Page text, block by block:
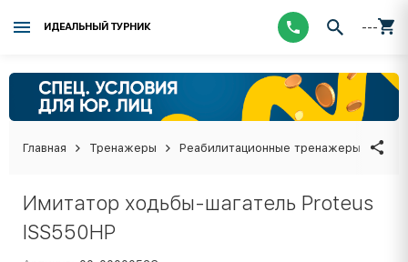
ИДЕАЛЬНЫЙ ТУРНИК ---
Главная Тренажеры Реабилитационные тренажеры
Имитатор ходьбы-шагатель Proteus
ISS550HP